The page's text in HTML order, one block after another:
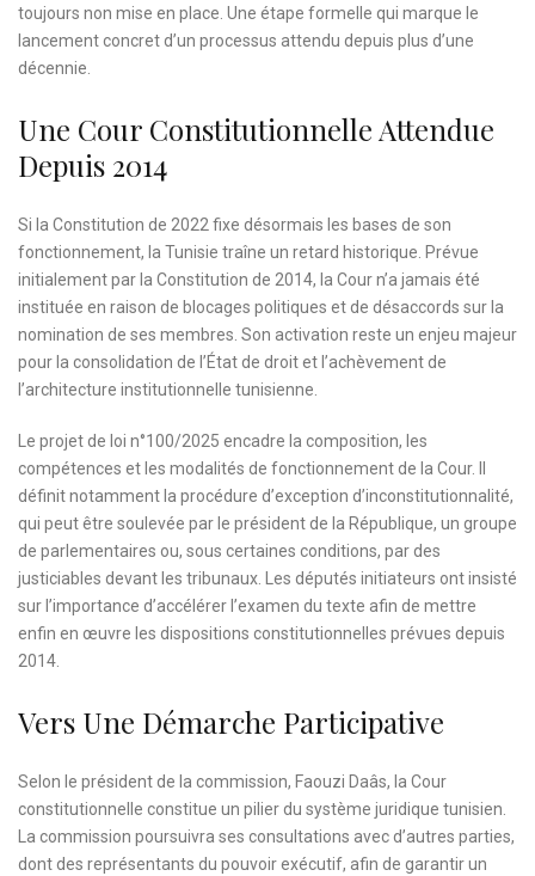
toujours non mise en place. Une étape formelle qui marque le
lancement concret d’un processus attendu depuis plus d’une
décennie.
Une Cour Constitutionnelle Attendue
Depuis 2014
Si la Constitution de 2022 fixe désormais les bases de son
fonctionnement, la Tunisie traîne un retard historique. Prévue
initialement par la Constitution de 2014, la Cour n’a jamais été
instituée en raison de blocages politiques et de désaccords sur la
nomination de ses membres. Son activation reste un enjeu majeur
pour la consolidation de l’État de droit et l’achèvement de
l’architecture institutionnelle tunisienne.
Le projet de loi n°100/2025 encadre la composition, les
compétences et les modalités de fonctionnement de la Cour. Il
définit notamment la procédure d’exception d’inconstitutionnalité,
qui peut être soulevée par le président de la République, un groupe
de parlementaires ou, sous certaines conditions, par des
justiciables devant les tribunaux. Les députés initiateurs ont insisté
sur l’importance d’accélérer l’examen du texte afin de mettre
enfin en œuvre les dispositions constitutionnelles prévues depuis
2014.
Vers Une Démarche Participative
Selon le président de la commission, Faouzi Daâs, la Cour
constitutionnelle constitue un pilier du système juridique tunisien.
La commission poursuivra ses consultations avec d’autres parties,
dont des représentants du pouvoir exécutif, afin de garantir un